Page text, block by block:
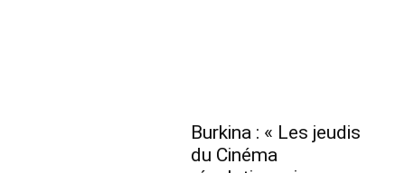
Burkina : « Les jeudis
du Cinéma